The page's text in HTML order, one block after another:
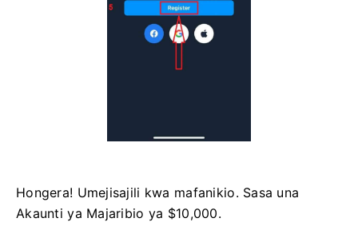
Hongera! Umejisajili kwa mafanikio. Sasa una
Akaunti ya Majaribio ya $10,000.